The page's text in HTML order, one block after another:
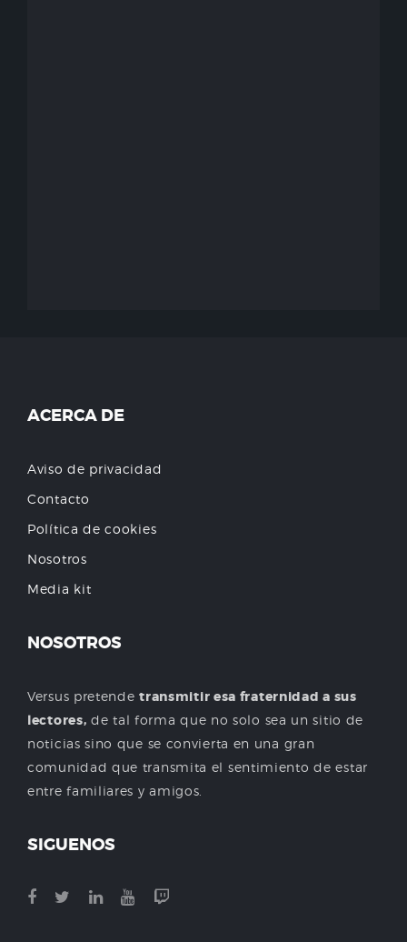
ACERCA DE
Aviso de privacidad
Contacto
Política de cookies
Nosotros
Media kit
NOSOTROS
Versus pretendetransmitir esa fraternidad a sus
lectores, de tal forma que no solo sea un sitio de
noticias sino que se convierta en una gran
comunidad que transmita el sentimiento de estar
entre familiares y amigos.
SIGUENOS